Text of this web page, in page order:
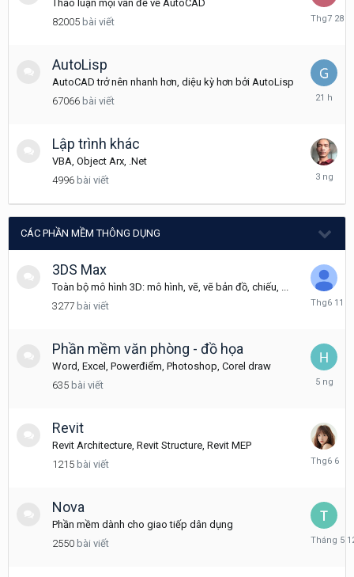
Thảo luận mọi vấn đề về AutoCAD
82005 bài viết
Tháng
AutoLisp
AutoCAD trở nên nhanh hơn, diệu kỳ hơn bởi AutoLisp
67066 bài viết
21
Lập trình khác
VBA, Object Arx, .Net
4996 bài viết
Friday
02:29
CÁC PHẦN MỀM THÔNG DỤNG
3DS Max
Toàn bộ mô hình 3D: mô hình, vẽ, vẽ bản đồ, chiếu, ...
3277 bài viết
Tháng
Phần mềm văn phòng - đồ họa
Word, Excel, Powerđiểm, Photoshop, Corel draw
635 bài viết
Tuesday
Revit
Revit Architecture, Revit Structure, Revit MEP
1215 bài viết
Tháng
Nova
Phần mềm dành cho giao tiếp dân dụng
2550 bài viết
Tháng